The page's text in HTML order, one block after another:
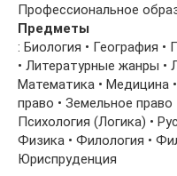
Профессиональное
Предметы
: Биология • География •
• Литературные жанры •
Математика • Медицина
право • Земельное право
Психология (Логика) •
Физика • Филология •
Юриспруденция